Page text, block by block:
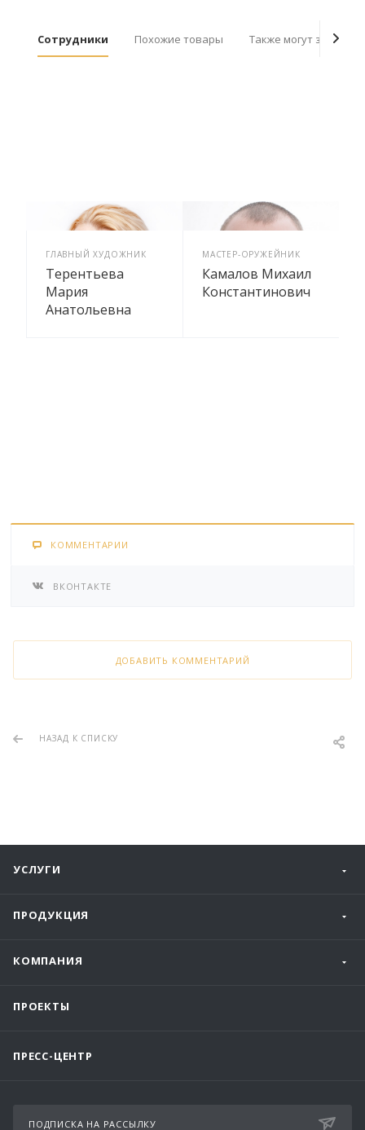
Сотрудники Похожие товары Также могут
ГЛАВНЫЙ ХУДОЖНИК
Терентьева
Мария
Анатольевна
МАСТЕР-ОРУЖЕЙНИК
Камалов Михаил
Константинович
КОММЕНТАРИИ
ВКОНТАКТЕ
ДОБАВИТЬ КОММЕНТАРИЙ
НАЗАД К СПИСКУ
УСЛУГИ
ПРОДУКЦИЯ
КОМПАНИЯ
ПРОЕКТЫ
ПРЕСС-ЦЕНТР
ПОДПИСКА НА РАССЫЛКУ